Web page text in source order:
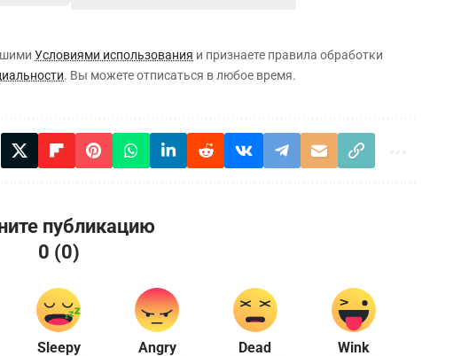
Условиями использования и признаете правила обработки
. Вы можете отписаться в любое время.
публикацию
0 (0)
Sleepy Angry Dead Wink